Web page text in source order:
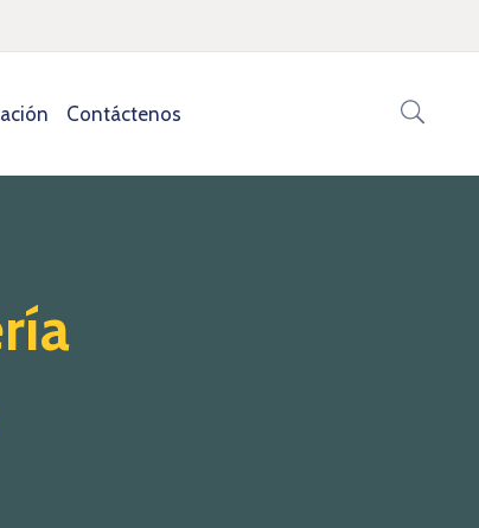
Contáctenos